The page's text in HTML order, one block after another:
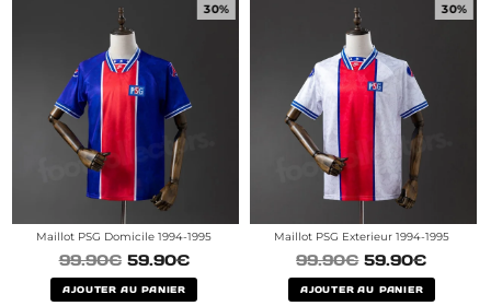
30%
Maillot PSG Domicile 1994-1995
99.90€ 59.90€
AJOUTER AU PANIER
30%
Maillot PSG Exterieur 1994-1995
99.90€ 59.90€
AJOUTER AU PANIER